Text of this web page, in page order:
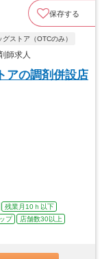
保存する
グストア（OTCのみ）
師求人
アの調剤併設店
残業月10ｈ以下
プ
店舗数30以上